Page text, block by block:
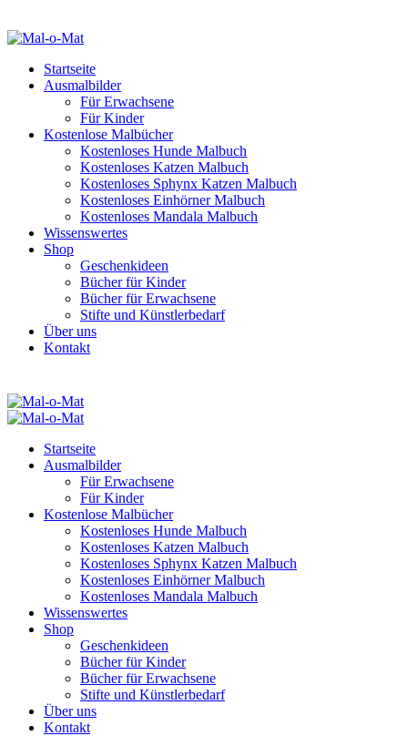
Startseite
Ausmalbilder
Für Erwachsene
Für Kinder
Kostenlose Malbücher
Kostenloses Hunde Malbuch
Kostenloses Katzen Malbuch
Kostenloses Sphynx Katzen Malbuch
Kostenloses Einhörner Malbuch
Kostenloses Mandala Malbuch
Wissenswertes
Shop
Geschenkideen
Bücher für Kinder
Bücher für Erwachsene
Stifte und Künstlerbedarf
Über uns
Kontakt
Startseite
Ausmalbilder
Für Erwachsene
Für Kinder
Kostenlose Malbücher
Kostenloses Hunde Malbuch
Kostenloses Katzen Malbuch
Kostenloses Sphynx Katzen Malbuch
Kostenloses Einhörner Malbuch
Kostenloses Mandala Malbuch
Wissenswertes
Shop
Geschenkideen
Bücher für Kinder
Bücher für Erwachsene
Stifte und Künstlerbedarf
Über uns
Kontakt